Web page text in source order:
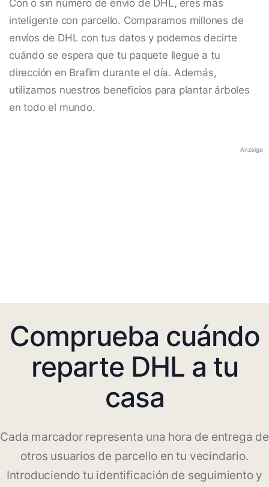
Con o sin número de envío de DHL, eres más
inteligente con parcello. Comparamos millones de
envíos de DHL con tus datos y podemos decirte
cuándo se espera que tu paquete llegue a tu
dirección en Brafim durante el día. Además,
utilizamos nuestros beneficios para plantar árboles
en todo el mundo.
Anzeige
Comprueba cuándo
reparte DHL a tu
casa
Cada marcador representa una hora de entrega de
otros usuarios de parcello en tu vecindario.
Introduciendo tu identificación de seguimiento y